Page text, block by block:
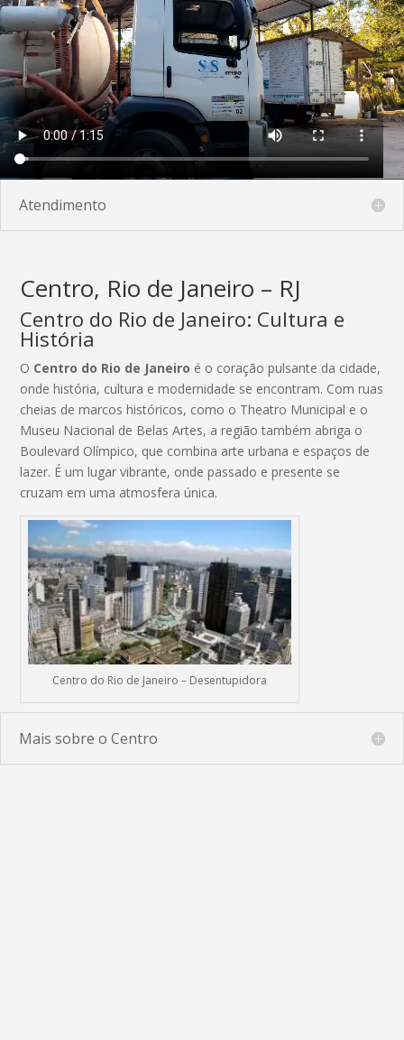
Atendimento
Centro, Rio de Janeiro – RJ
Centro do Rio de Janeiro: Cultura e
História
O Centro do Rio de Janeiro é o coração pulsante da cidade,
onde história, cultura e modernidade se encontram. Com ruas
cheias de marcos históricos, como o Theatro Municipal e o
Museu Nacional de Belas Artes, a região também abriga o
Boulevard Olímpico, que combina arte urbana e espaços de
lazer. É um lugar vibrante, onde passado e presente se
cruzam em uma atmosfera única.
Centro do Rio de Janeiro – Desentupidora
Mais sobre o Centro